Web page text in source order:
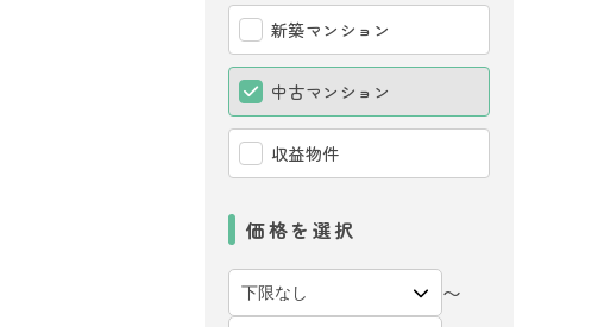
新築マンション
中古マンション
収益物件
価格を選択
〜